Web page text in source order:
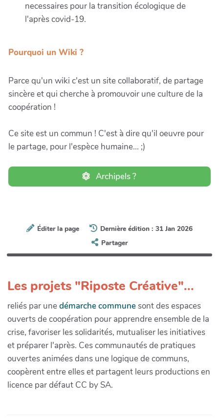
necessaires pour la transition écologique de
l'après covid-19.
Pourquoi un Wiki ?
Parce qu'un wiki c'est un site collaboratif, de partage
sincère et qui cherche à promouvoir une culture de la
coopération !
Ce site est un commun ! C'est à dire qu'il oeuvre pour
le partage, pour l'espèce humaine... ;)
Archipels ?
Éditer la page
Dernière édition : 31 Jan 2026
Partager